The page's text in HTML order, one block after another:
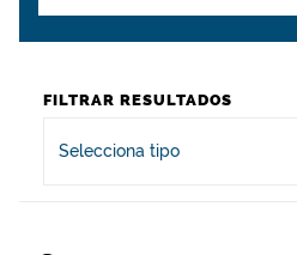
FILTRAR RESULTADOS
Selecciona tipo